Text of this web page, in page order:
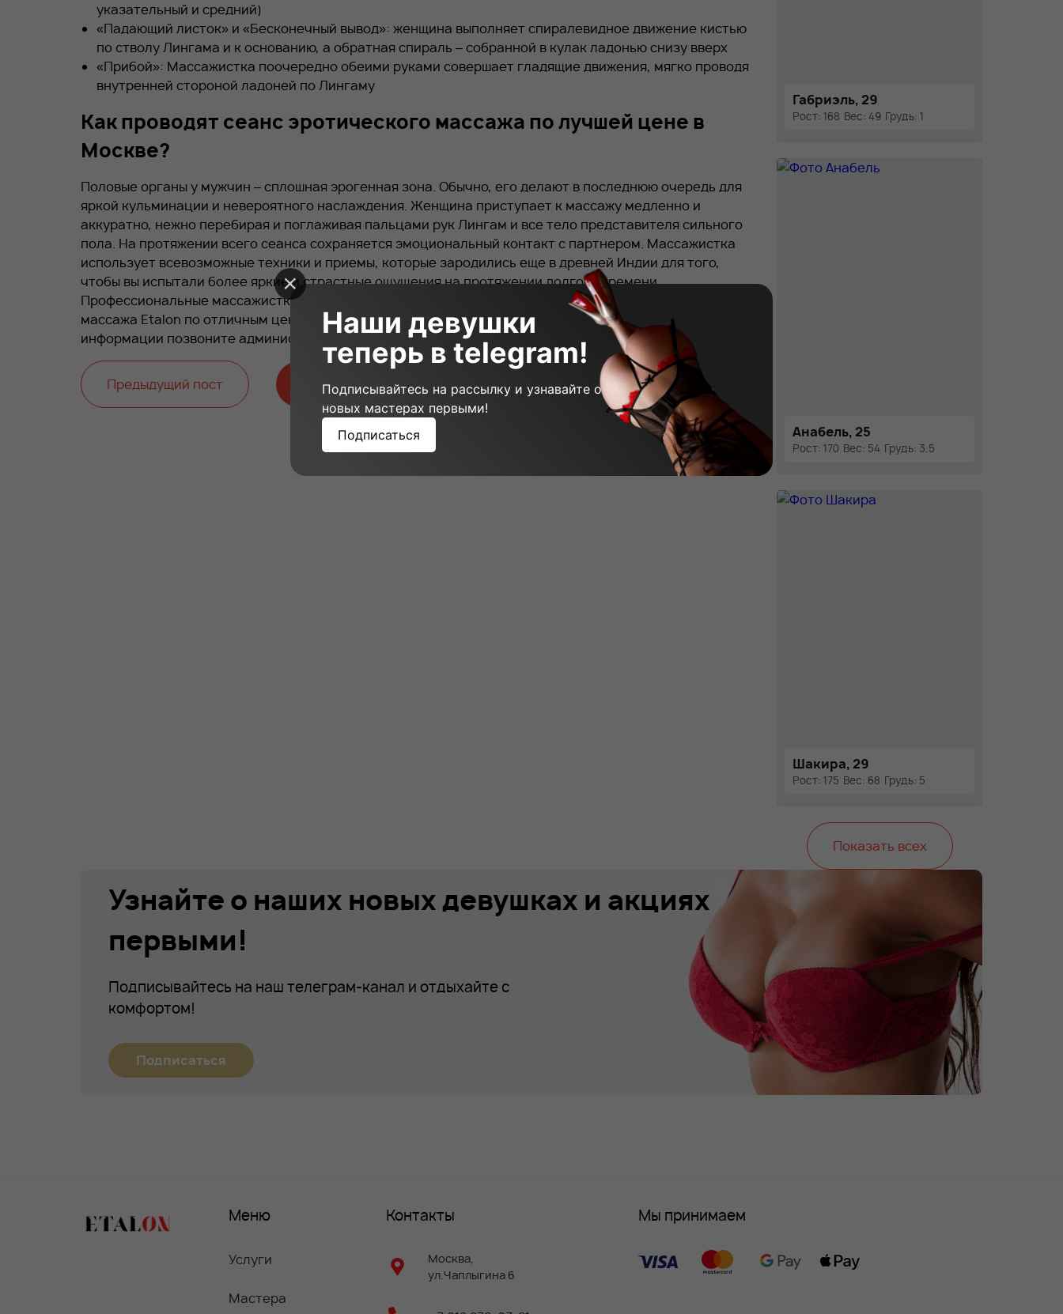
указательный и средний)
«Падающий листок» и «Бесконечный вывод»: женщина выполняет спиралевидное движение кистью
по стволу Лингама и к основанию, а обратная спираль – собранной в кулак ладонью снизу вверх
«Прибой»: Массажистка поочередно обеими руками совершает гладящие движения, мягко проводя
внутренней стороной ладоней по Лингаму
Как проводят сеанс эротического массажа по лучшей цене в
Москве?
Половые органы у мужчин – сплошная эрогенная зона. Обычно, его делают в последнюю очередь для
яркой кульминации и невероятного наслаждения. Женщина приступает к массажу медленно и
аккуратно, нежно перебирая и поглаживая пальцами рук Лингам и все тело представителя сильного
пола. На протяжении всего сеанса сохраняется эмоциональный контакт с партнером. Массажистка
использует всевозможные техники и приемы, которые зародились еще в древней Индии для того,
чтобы вы испытали более яркие и страстные ощущения на протяжении долгого времени.
Профессиональные массажистки, приятная атмосфера и лучшие техники в салоне эротического
массажа Etalon по отличным ценам в Москве. Убедитесь в этом прямо сейчас. Для более подробной
информации позвоните администратору.
Предыдущий пост Следующий пост
Габриэль, 29
Рост: 168 Вес: 49 Грудь: 1
Анабель, 25
Рост: 170 Вес: 54 Грудь: 3.5
Шакира, 29
Рост: 175 Вес: 68 Грудь: 5
Показать всех
Узнайте о наших новых девушках и акциях
первыми!
Подписывайтесь на наш телеграм-канал и отдыхайте с
комфортом!
Подписаться
Меню
Услуги
Мастера
Контакты
Москва,
ул.Чаплыгина 6
Мы принимаем
Наши девушки
теперь в telegram!
Подписывайтесь на рассылку и узнавайте о
новых мастерах первыми!
Подписаться